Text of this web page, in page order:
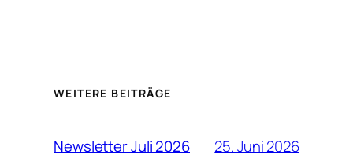
WEITERE BEITRÄGE
Newsletter Juli 2026 25. Juni 2026